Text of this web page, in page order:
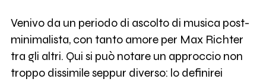
Venivo da un periodo di ascolto di musica post-
minimalista, con tanto amore per Max Richter
tra gli altri. Qui si può notare un approccio non
troppo dissimile seppur diverso: lo definirei